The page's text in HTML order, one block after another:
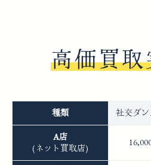
高価買
種類 社交ダ
A店
(ネット買取店)